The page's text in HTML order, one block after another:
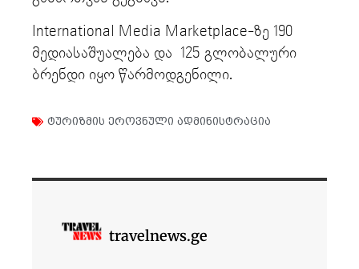
International Media Marketplace-ზე 190
მედიასაშუალება და 125 გლობალური
ბრენდი იყო წარმოდგენილი.
ტურიზმის ეროვნული ადმინისტრაცია
travelnews.ge